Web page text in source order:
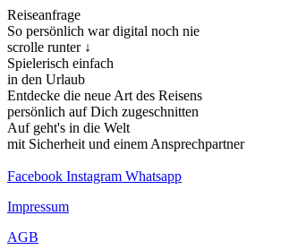
Reiseanfrage
So persönlich war digital noch nie
scrolle runter ↓
Spielerisch einfach
in den Urlaub
Entdecke die neue Art des Reisens
persönlich auf Dich zugeschnitten
Auf geht's in die Welt
mit Sicherheit und einem Ansprechpartner
Facebook Instagram Whatsapp
Impressum
AGB